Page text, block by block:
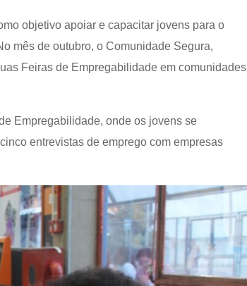
objetivo apoiar e capacitar jovens para o
mês de outubro, o Comunidade Segura,
Feiras de Empregabilidade em comunidades
Empregabilidade, onde os jovens se
entrevistas de emprego com empresas